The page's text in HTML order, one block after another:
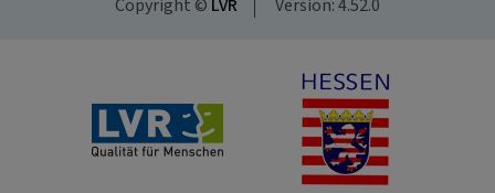
Copyright © LVR Version: 4.52.0